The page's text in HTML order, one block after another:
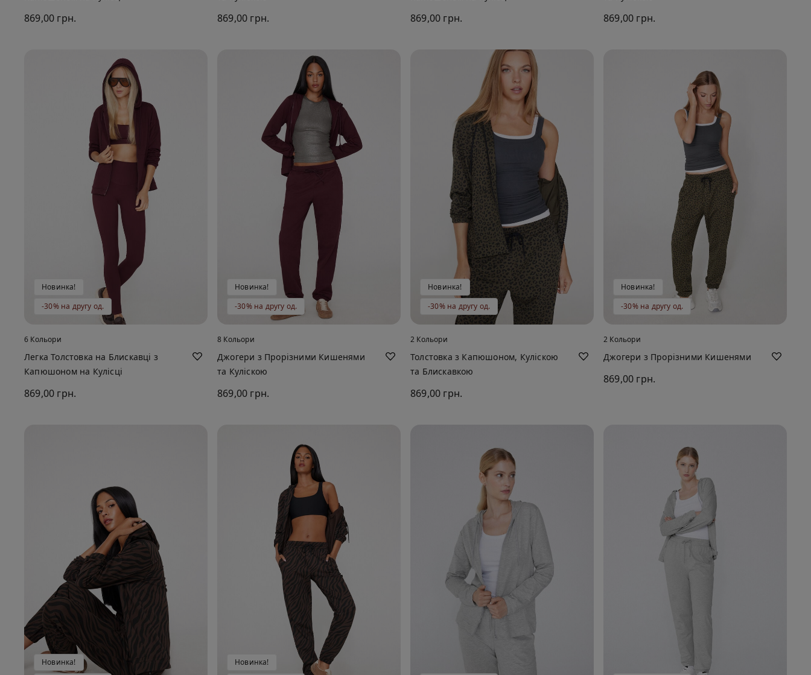
869,00 грн. 869,00 грн. 869,00 грн. 869,00 грн.
Новинка!
-30% на другу од.
6 Кольори
Легка Толстовка на Блискавці з
Капюшоном на Кулісці
869,00 грн.
Новинка!
-30% на другу од.
8 Кольори
Джогери з Прорізними Кишенями
та Куліскою
869,00 грн.
Новинка!
-30% на другу од.
2 Кольори
Толстовка з Капюшоном, Куліскою
та Блискавкою
869,00 грн.
Новинка!
-30% на другу од.
2 Кольори
Джогери з Прорізними Кишенями
869,00 грн.
Новинка!
Новинка!